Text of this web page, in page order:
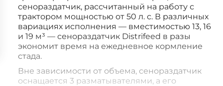
сенораздатчик, рассчитанный на работу с
трактором мощностью от 50 л. с. В различных
вариациях исполнения — вместимостью 13, 16
и 19 м³ — сенораздатчик Distrifeed в разы
экономит время на ежедневное кормление
стада.
Вне зависимости от объема, сенораздатчик
оснащается 3 разматывателями, а его